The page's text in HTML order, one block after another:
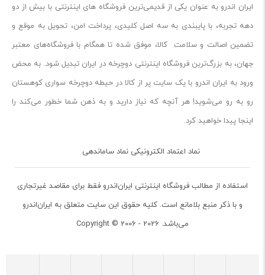
ایران‌ اندرو به عنوان یکی از قدیمی‌ترین فروشگاه های اینترنتی با بیش از دو
دهه تجربه، با پایبندی به سه اصل کلیدی، پرداخت امن، تحویل به موقع و
تضمین اصالت و سلامت کالا، موفق شده تا همگام با فروشگاه‌های معتبر
جهان، به بزرگ‌ترین فروشگاه اینترنتی دوچرخه در ایران تبدیل شود. به محض
ورود به ایران‌ اندرو با یک سایت پر از کالا در حیطه دوچرخه سواری کوهستان
رو به رو می‌شوید! هر آنچه که نیاز دارید و به ذهن شما خطور می‌کند را
اینجا پیدا خواهید کرد.
نماد اعتماد الکترونیکی نماد ساماندهی
استفاده از مطالب فروشگاه اینترنتی ایران‌اندرو فقط برای مقاصد غیرتجاری
و با ذکر منبع بلامانع است. کلیه حقوق این سایت متعلق به ایران‌اندرو
می‌باشد. Copyright © 2006 - 2026